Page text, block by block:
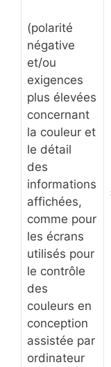
(polarité
négative
et/ou
exigences
plus élevées
concernant
la couleur et
le détail
des
informations
affichées,
comme pour
les écrans
utilisés pour
le contrôle
des
couleurs en
conception
assistée par
ordinateur